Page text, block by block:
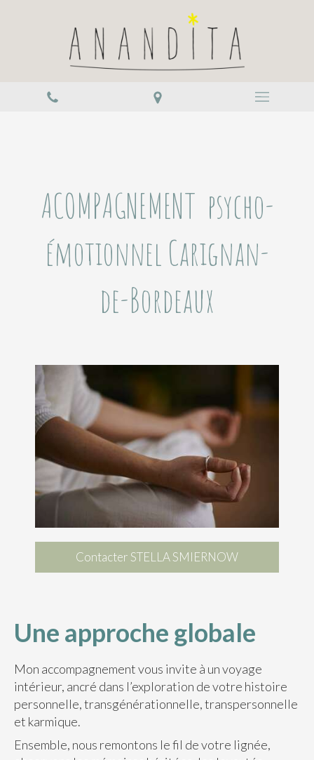
ACOMPAGNEMENT psycho-
émotionnel Carignan-
de-Bordeaux
Contacter STELLA SMIERNOW
Une approche globale
Mon accompagnement vous invite à un voyage
intérieur, ancré dans l’exploration de votre histoire
personnelle, transgénérationnelle, transpersonnelle
et karmique.
Ensemble, nous remontons le fil de votre lignée,